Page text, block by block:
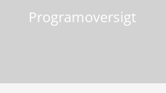
Programoversigt